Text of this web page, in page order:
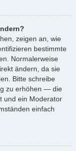
zeigen an, wie
bestimmte
Normalerweise
ändern, da sie
Bitte schreibe
zu erhöhen — die
und ein Moderator
einfach